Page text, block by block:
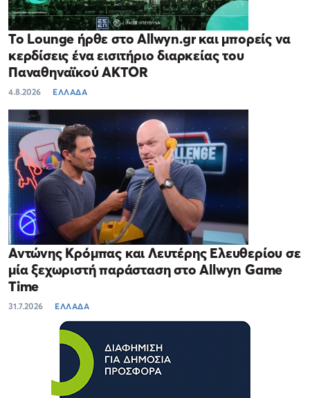
Το Lounge ήρθε στο Allwyn.gr και μπορείς να
κερδίσεις ένα εισιτήριο διαρκείας του
Παναθηναϊκού AKTOR
4.8.2026 ΕΛΛΑΔΑ
Αντώνης Κρόμπας και Λευτέρης Ελευθερίου σε
μία ξεχωριστή παράσταση στο Allwyn Game
Time
31.7.2026 ΕΛΛΑΔΑ